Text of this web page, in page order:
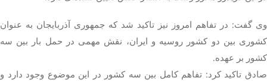
وی گفت: در تفاهم امروز نیز تاکید شد که جمهوری آذربایجان به عنوان
کشوری بین دو کشور روسیه و ایران، نقش مهمی در حمل بار بین سه
کشور بر عهده.
صادق تاکید کرد: تفاهم کامل بین سه کشور در این موضوع وجود دارد و